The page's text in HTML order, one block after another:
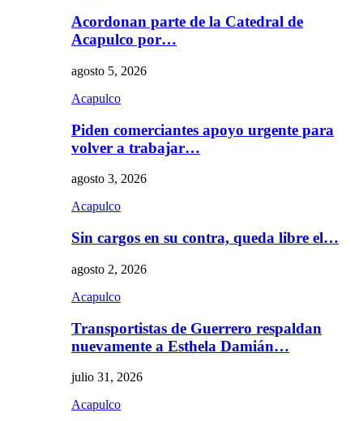
Acordonan parte de la Catedral de
Acapulco por…
agosto 5, 2026
Acapulco
Piden comerciantes apoyo urgente para
volver a trabajar…
agosto 3, 2026
Acapulco
Sin cargos en su contra, queda libre el…
agosto 2, 2026
Acapulco
Transportistas de Guerrero respaldan
nuevamente a Esthela Damián…
julio 31, 2026
Acapulco